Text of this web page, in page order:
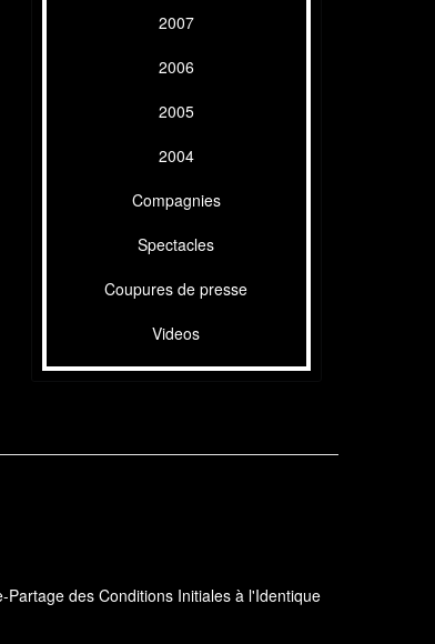
2007
2006
2005
2004
Compagnies
Spectacles
Coupures de presse
Videos
des Conditions Initiales à l'Identique